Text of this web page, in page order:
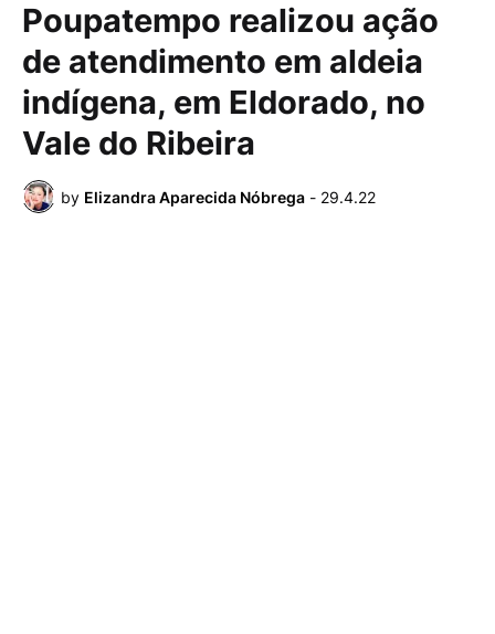
Poupatempo realizou ação
de atendimento em aldeia
indígena, em Eldorado, no
Vale do Ribeira
by Elizandra Aparecida Nóbrega - 29.4.22